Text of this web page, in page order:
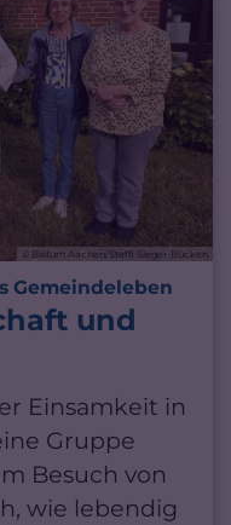
© Bistum Aachen/Steffi Sieger-Bücken
Gemeindeleben
und
Einsamkeit in
Gruppe
Besuch von
wie lebendig